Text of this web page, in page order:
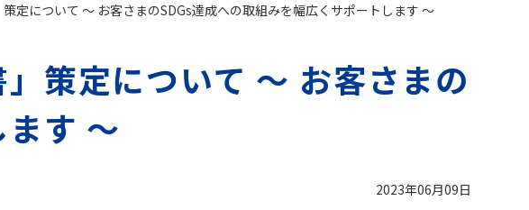
定について ～ お客さまのSDGs達成への取組みを幅広くサポートします ～
策定について ～ お客さまの
す ～
2023年06月09日